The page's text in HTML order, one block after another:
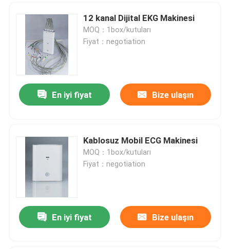
12 kanal Dijital EKG Makinesi
MOQ：1box/kutuları
Fiyat：negotiation
En iyi fiyat Bize ulaşın
Kablosuz Mobil ECG Makinesi
MOQ：1box/kutuları
Fiyat：negotiation
En iyi fiyat Bize ulaşın